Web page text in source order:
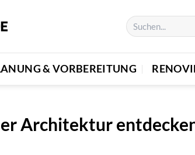
& VORBEREITUNG
Architektur